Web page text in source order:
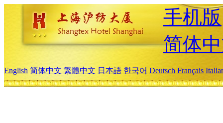
手机版
简体
English 简体中文 繁體中文 日本語 한국어 Deutsch Français